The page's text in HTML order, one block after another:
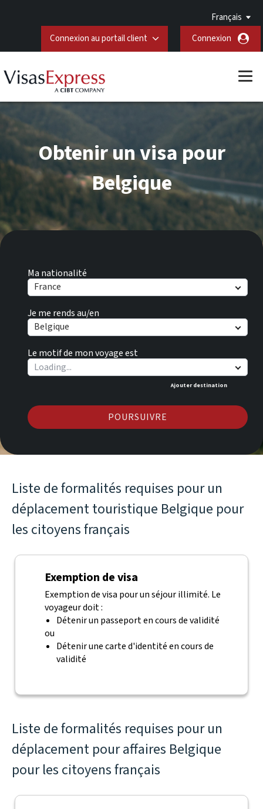
Français
Connexion au portail client
Connexion
Ma nationalité
France
Je me rends au/en
Belgique
Le motif de mon voyage est
Ajouter destination
POURSUIVRE
Obtenir un visa pour
Belgique
Liste de formalités requises pour un
déplacement touristique Belgique pour
les citoyens français
Exemption de visa
Exemption de visa pour un séjour illimité. Le
voyageur doit :
Détenir un passeport en cours de validité
ou
Détenir une carte d'identité en cours de
validité
Liste de formalités requises pour un
déplacement pour affaires Belgique
pour les citoyens français